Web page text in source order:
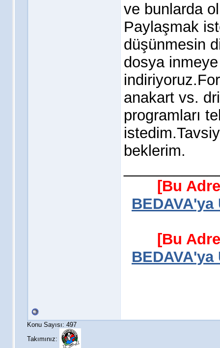
ve bunlarda
Paylaşmak
düşünmesin
dosya
anakart vs.
programları
beklerim.
[Bu
[Bu
Konu Sayısı: 497
Takımınız: